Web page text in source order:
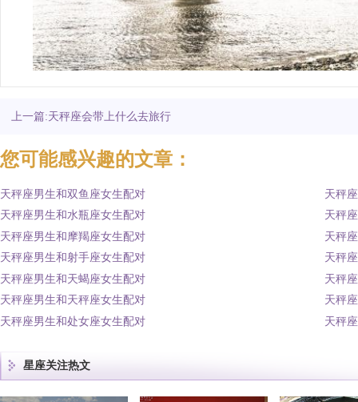
上一篇:天秤座会带上什么去旅行
您可能感兴趣的文章：
天秤座男生和双鱼座女生配对
天秤座男生和水瓶座女生配对
天秤座男生和摩羯座女生配对
天秤座男生和射手座女生配对
天秤座男生和天蝎座女生配对
天秤座男生和天秤座女生配对
天秤座男生和处女座女生配对
天秤
天秤
天秤
天秤
天秤
天秤
天秤
星座关注热文